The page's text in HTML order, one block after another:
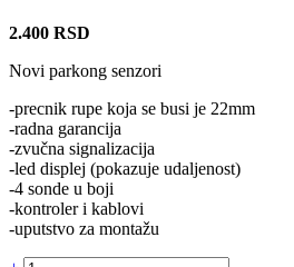
2.400 RSD
Novi parkong senzori
-precnik rupe koja se busi je 22mm
-radna garancija
-zvučna signalizacija
-led displej (pokazuje udaljenost)
-4 sonde u boji
-kontroler i kablovi
-uputstvo za montažu